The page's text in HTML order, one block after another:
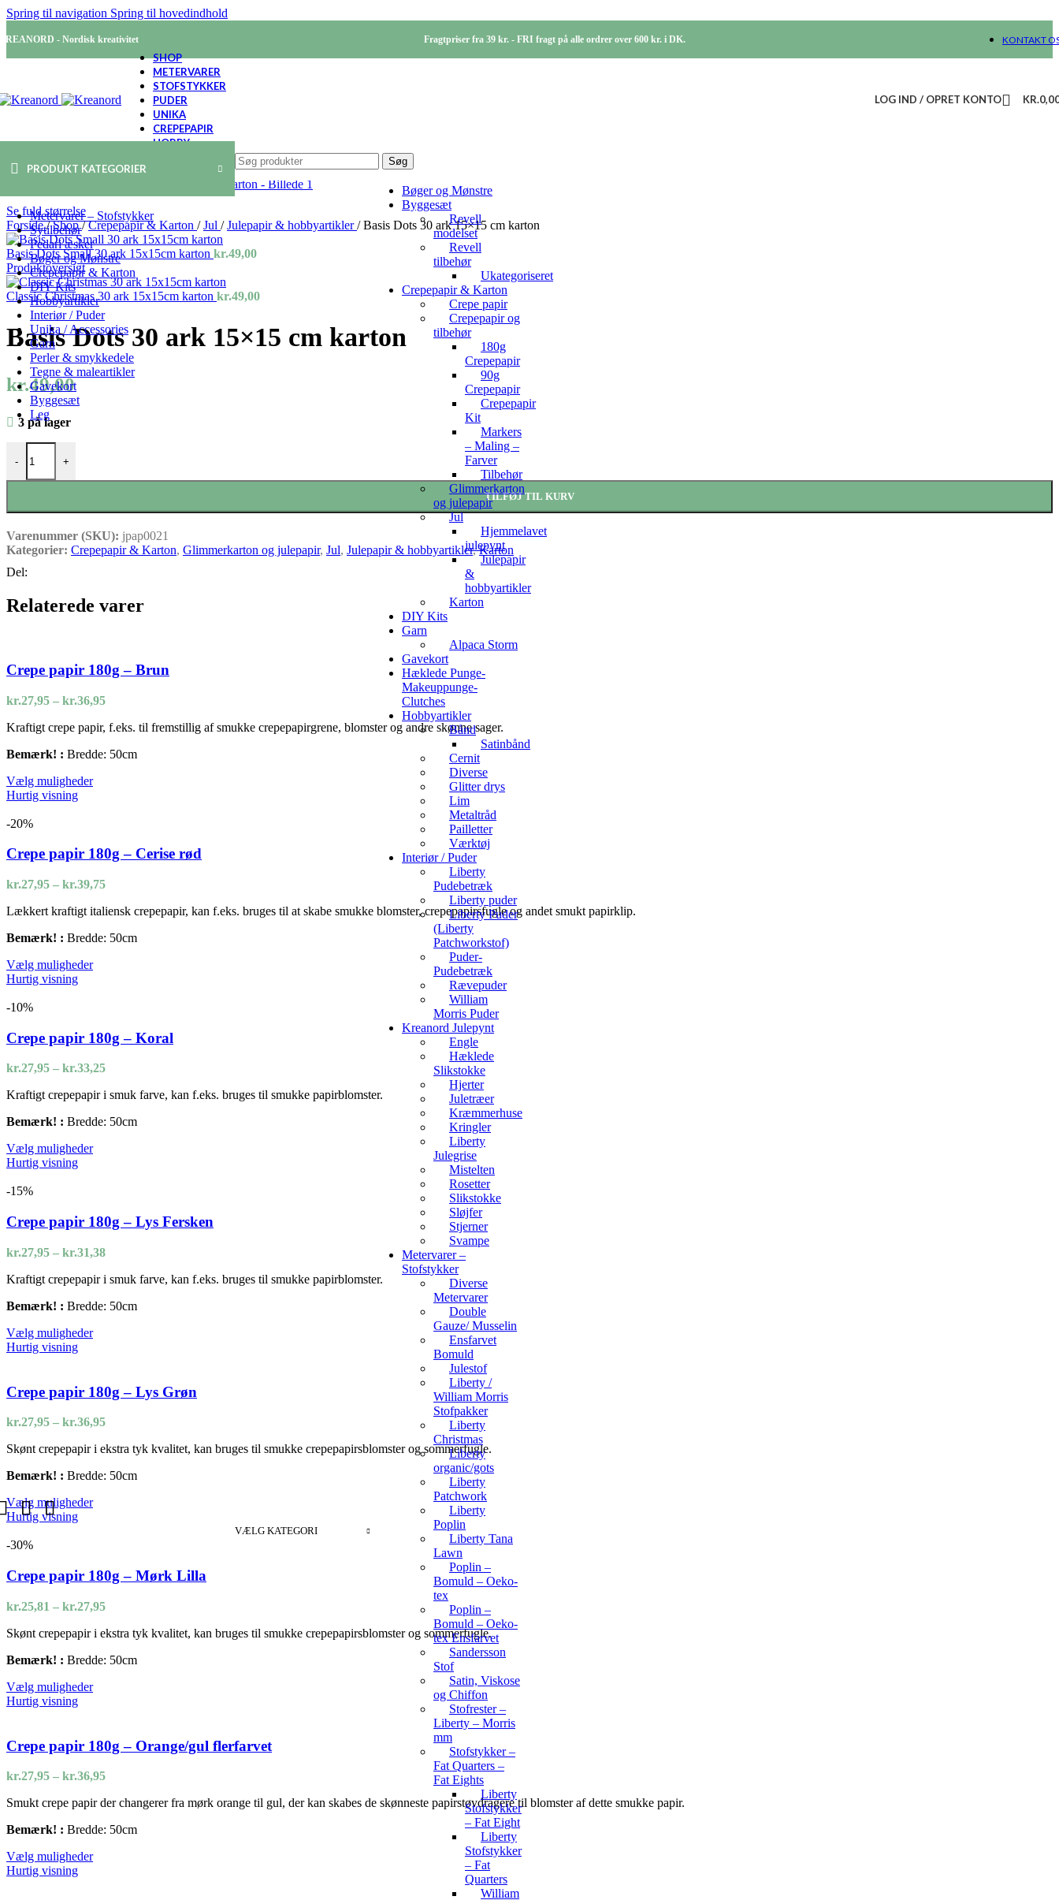
Spring til navigation Spring til hovedindhold
- Nordisk kreativitet Fragtpriser fra 39 kr. - FRI fragt på alle ordrer over 600 kr. i DK. KONTAKT
SHOP
METERVARER
STOFSTYKKER
PUDER
UNIKA
CREPEPAPIR
HOBBY
LOG IND / OPRET KONTO KR.
PRODUKT KATEGORIER
Metervarer – Stofstykker
Sytilbehør
Pedari æsker
Bøger og Mønstre
Crepepapir & Karton
DIY Kits
Hobbyartikler
Interiør / Puder
Unika / Accessories
Garn
Perler & smykkedele
Tegne & maleartikler
Gavekort
Byggesæt
Leg
VÆLG KATEGORI
Bøger og Mønstre
Byggesæt
Revell
modelset
Revell
tilbehør
Ukategoriseret
Crepepapir & Karton
Crepe papir
Crepepapir og
tilbehør
180g
Crepepapir
90g
Crepepapir
Crepepapir
Kit
Markers
– Maling –
Farver
Tilbehør
Glimmerkarton
og julepapir
Jul
Hjemmelavet
julepynt
Julepapir
&
hobbyartikler
Karton
DIY Kits
Garn
Alpaca Storm
Gavekort
Hæklede Punge-
Makeuppunge-
Clutches
Hobbyartikler
Bånd
Satinbånd
Cernit
Diverse
Glitter drys
Lim
Metaltråd
Pailletter
Værktøj
Interiør / Puder
Liberty
Pudebetræk
Liberty puder
Liberty Puder
(Liberty
Patchworkstof)
Puder-
Pudebetræk
Rævepuder
William
Morris Puder
Kreanord Julepynt
Engle
Hæklede
Slikstokke
Hjerter
Juletræer
Kræmmerhuse
Kringler
Liberty
Julegrise
Mistelten
Rosetter
Slikstokke
Sløjfer
Stjerner
Svampe
Metervarer –
Stofstykker
Diverse
Metervarer
Double
Gauze/ Musselin
Ensfarvet
Bomuld
Julestof
Liberty /
William Morris
Stofpakker
Liberty
Christmas
Liberty
organic/gots
Liberty
Patchwork
Liberty
Poplin
Liberty Tana
Lawn
Poplin –
Bomuld – Oeko-
tex
Poplin –
Bomuld – Oeko-
tex Ensfarvet
Sandersson
Stof
Satin, Viskose
og Chiffon
Stofrester –
Liberty – Morris
mm
Stofstykker –
Fat Quarters –
Fat Eights
Liberty
Stofstykker
– Fat Eight
Liberty
Stofstykker
– Fat
Quarters
William
Søg
Se fuld størrelse
Forside/ Shop/ Crepepapir & Karton / Jul / Julepapir & hobbyartikler/ Basis Dots 30 ark 15×15 cm karton
Basis Dots Small 30 ark 15x15cm karton kr.49,00
Produktoversigt
Classic Christmas 30 ark 15x15cm karton kr.49,00
Basis Dots 30 ark 15×15 cm karton
kr.49,00
3 på lager
-
Basis Dots 30 ark 15x15 cm karton antal
+
TILFØJ TIL KURV
Varenummer (SKU): jpap0021
Kategorier: Crepepapir & Karton, Glimmerkarton og julepapir, Jul, Julepapir & hobbyartikler, Karton
Del:
Relaterede varer
Crepe papir 180g – Brun
kr.27,95 – kr.36,95Prisinterval:
til
Kraftigt crepe papir, f.eks. til fremstillig af smukke crepepapirgrene, blomster og andre skønne sager.
Bemærk! : Bredde: 50cm
Vælg mulighederDette
Mulighederne
vælges
varesiden
Hurtig visning
-20%
Crepe papir 180g – Cerise rød
kr.27,95 – kr.39,75Prisinterval:
til
Lækkert kraftigt italiensk crepepapir, kan f.eks. bruges til at skabe smukke blomster, crepepapirsfugle og andet smukt papirklip.
Bemærk! : Bredde: 50cm
Vælg mulighederDette
Mulighederne
kan
vælges
varesiden
Hurtig visning
-10%
Crepe papir 180g – Koral
kr.27,95 – kr.33,25Prisinterval:
til
Kraftigt crepepapir i smuk farve, kan f.eks. bruges til smukke papirblomster.
Bemærk! : Bredde: 50cm
Vælg mulighederDette
Mulighederne
vælges
varesiden
Hurtig visning
-15%
Crepe papir 180g – Lys Fersken
kr.27,95 – kr.31,38Prisinterval:
til
Kraftigt crepepapir i smuk farve, kan f.eks. bruges til smukke papirblomster.
Bemærk! : Bredde: 50cm
Vælg mulighederDette
varianter.
Mulighederne
kan
på
varesiden
Hurtig visning
Crepe papir 180g – Lys Grøn
kr.27,95 – kr.36,95Prisinterval:
til
Skønt crepepapir i ekstra tyk kvalitet, kan bruges til smukke crepepapirsblomster og sommerfugle.
Bemærk! : Bredde: 50cm
Vælg mulighederDette
Mulighederne
kan
vælges
på
varesiden
Hurtig visning
-30%
Crepe papir 180g – Mørk Lilla
kr.25,81 – kr.27,95Prisinterval:
til
Skønt crepepapir i ekstra tyk kvalitet, kan bruges til smukke crepepapirsblomster og sommerfugle.
Bemærk! : Bredde: 50cm
Vælg mulighederDette
varianter.
Mulighederne
kan
på
Hurtig visning
Crepe papir 180g – Orange/gul flerfarvet
kr.27,95 – kr.36,95Prisinterval:
til
Smukt crepe papir der changerer fra mørk orange til gul, der kan skabes de skønneste papirstøvdragere til blomster af dette smukke papir.
Bemærk! : Bredde: 50cm
Vælg mulighederDette
Hurtig visning